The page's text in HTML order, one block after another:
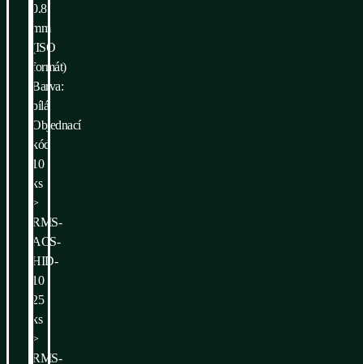
0.8
mm
(ISO
formát)
Barva:
bílá
Objednací
kód
10
ks
>
RMS-
ACS-
HID-
10
25
ks
>
RMS-